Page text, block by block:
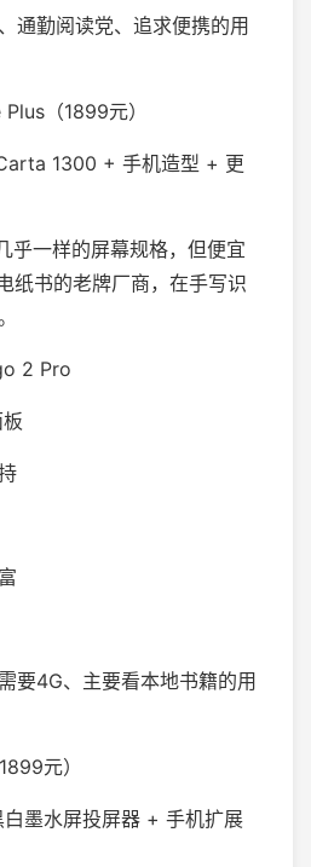
通勤阅读党、追求便携的用
（1899元）
1300 + 手机造型 + 更
乎一样的屏幕规格，但便宜
纸书的老牌厂商，在手写识
2 Pro
要4G、主要看本地书籍的用
元）
墨水屏投屏器 + 手机扩展